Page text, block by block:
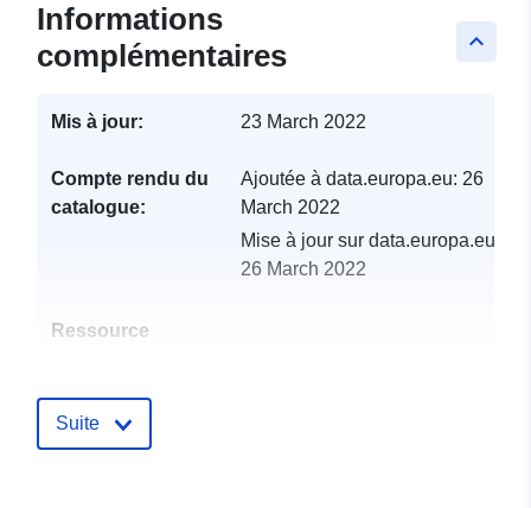
keyboard_arrow_up
Informations
complémentaires
Mis à jour: 23 March 2022
Compte rendu du
catalogue:
Ajoutée à data.europa.eu: 26
March 2022
Mise à jour sur data.europa.eu:
26 March 2022
Ressource
Identificateurs:
Suite